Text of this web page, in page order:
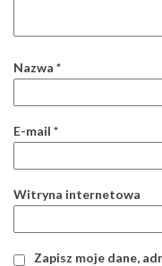
Nazwa *
E-mail *
Witryna internetowa
Zapisz moje dane,